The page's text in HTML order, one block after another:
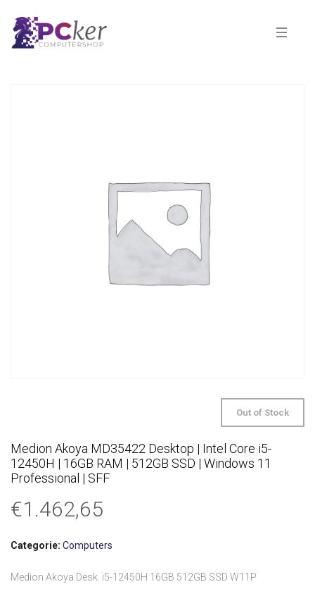
Out of Stock
Medion Akoya MD35422 Desktop | Intel Core i5-
12450H | 16GB RAM | 512GB SSD | Windows 11
Professional | SFF
€1.462,65
Categorie: Computers
Medion Akoya Desk. i5-12450H 16GB 512GB SSD W11P